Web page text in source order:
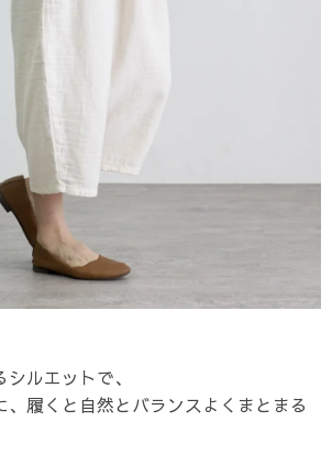
ルエットで、
、履くと自然とバランスよくまとまる